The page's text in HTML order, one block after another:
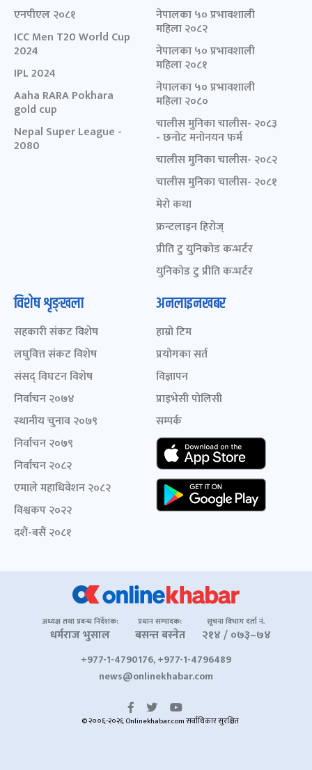
एनपीएल २०८१
ICC Men T20 World Cup
2024
IPL 2024
Aaha RARA Pokhara
gold cup
Nepal Super League -
2080
नेपालका ५० प्रभावशाली
महिला २०८२
नेपालका ५० प्रभावशाली
महिला २०८१
नेपालका ५० प्रभावशाली
महिला २०८०
चालीस मुनिका चालीस- २०८३
- छनोट मनोनयन फर्म
चालीस मुनिका चालीस- २०८२
चालीस मुनिका चालीस- २०८१
मेरो कथा
फ्रन्टलाइन हिरोज्
प्रीति टु युनिकोड कन्भर्टर
युनिकोड टु प्रीति कन्भर्टर
विशेष शृङ्खला
सहकारी संकट विशेष
लघुवित्त संकट विशेष
संसद् विघटन विशेष
निर्वाचन २०७४
स्थानीय चुनाव २०७९
निर्वाचन २०७९
निर्वाचन २०८२
एमाले महाधिवेशन २०८२
विश्वकप २०२२
दशैं-बसैं २०८१
अनलाइनखबर
हाम्रो टिम
प्रयोगका सर्त
विज्ञापन
प्राइभेसी पोलिसी
सम्पर्क
अध्यक्ष तथा प्रबन्ध निर्देशक:
धर्मराज भुसाल
प्रधान सम्पादक:
बसन्त बस्नेत
सूचना विभाग दर्ता नं.
२१४ / ०७३–७४
+977-1-4790176, +977-1-4796489
news@onlinekhabar.com
© २००६-२०२६ Onlinekhabar.com सर्वाधिकार सुरक्षित